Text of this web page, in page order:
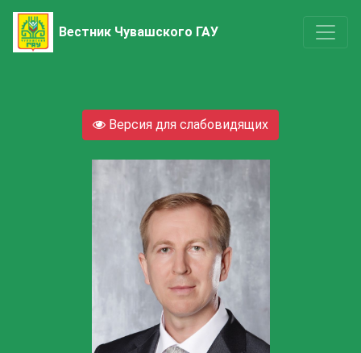
Вестник Чувашского ГАУ
Версия для слабовидящих